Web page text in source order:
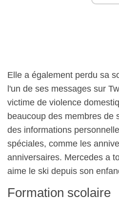
Elle a également perdu sa
l'un de ses messages sur
victime de violence
beaucoup des membres de
des informations
spéciales, comme les
anniversaires. Mercedes a
aime le ski depuis son
Formation scolaire